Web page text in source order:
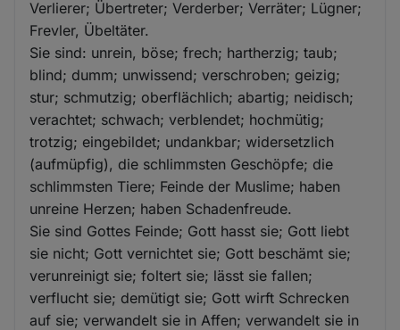
Verlierer; Übertreter; Verderber; Verräter; Lügner;
Frevler, Übeltäter.
Sie sind: unrein, böse; frech; hartherzig; taub;
blind; dumm; unwissend; verschroben; geizig;
stur; schmutzig; oberflächlich; abartig; neidisch;
verachtet; schwach; verblendet; hochmütig;
trotzig; eingebildet; undankbar; widersetzlich
(aufmüpfig), die schlimmsten Geschöpfe; die
schlimmsten Tiere; Feinde der Muslime; haben
unreine Herzen; haben Schadenfreude.
Sie sind Gottes Feinde; Gott hasst sie; Gott liebt
sie nicht; Gott vernichtet sie; Gott beschämt sie;
verunreinigt sie; foltert sie; lässt sie fallen;
verflucht sie; demütigt sie; Gott wirft Schrecken
auf sie; verwandelt sie in Affen; verwandelt sie in